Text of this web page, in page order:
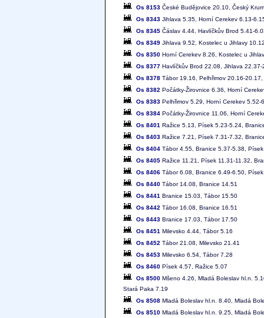
Os 8153 České Budějovice 20.10, Český
Os 8343 Jihlava 5.35, Horní Cerekev 6.13-
Os 8345 Čáslav 4.44, Havlíčkův Brod 5.41-
Os 8349 Jihlava 9.52, Kostelec u Jihlavy
Os 8350 Horní Cerekev 8.26, Kostelec u
Os 8377 Havlíčkův Brod 22.08, Jihlava
Os 8378 Tábor 19.16, Pelhřimov 20.16-
Os 8382 Počátky-Žirovnice 6.36, Horní
Os 8383 Pelhřimov 5.29, Horní Cerekev 5.52-
Os 8384 Počátky-Žirovnice 11.06, Horní
Os 8401 Ražice 5.13, Písek 5.23-5.24,
Os 8403 Ražice 7.21, Písek 7.31-7.32,
Os 8404 Tábor 4.55, Branice 5.37-5.38,
Os 8405 Ražice 11.21, Písek 11.31-11.32,
Os 8406 Tábor 6.08, Branice 6.49-6.50,
Os 8440 Tábor 14.08, Branice 14.51
Os 8441 Branice 15.03, Tábor 15.50
Os 8442 Tábor 16.08, Branice 16.51
Os 8443 Branice 17.03, Tábor 17.50
Os 8451 Milevsko 4.44, Tábor 5.16
Os 8452 Tábor 21.08, Milevsko 21.41
Os 8453 Milevsko 6.54, Tábor 7.28
Os 8460 Písek 4.57, Ražice 5.07
Os 8500 Mšeno 4.26, Mladá Boleslav hl.n.
Stará Paka 7.19
Os 8508 Mladá Boleslav hl.n. 8.40, Mladá
Os 8510 Mladá Boleslav hl.n. 9.25, Mladá